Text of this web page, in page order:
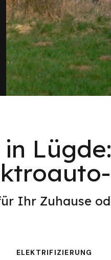
Ihr Zuhause
ELEKTRIFIZIERUNG